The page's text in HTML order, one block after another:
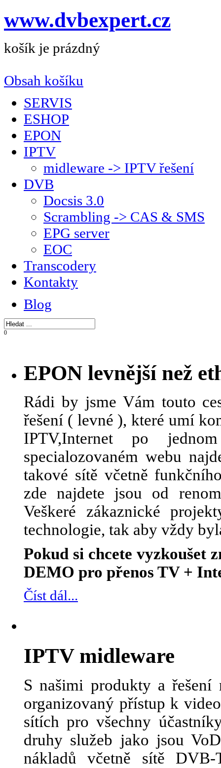
www.dvbexpert.cz
košík je prázdný
Obsah košíku
SERVIS
ESHOP
EPON
IPTV
midleware -> IPTV řešení
DVB
Docsis 3.0
Scrambling -> CAS & SMS
EPG server
EOC
Transcodery
Kontakty
Blog
0
EPON levnější než
Rádi by jsme Vám touto
řešení ( levné ), které umí
IPTV,Internet po
specialozovaném webu
takové sítě včetně
zde najdete jsou od
Veškeré zákaznické
technologie, tak aby vždy
Pokud si chcete vyzkoušet
DEMO pro přenos TV +
Číst dál...
IPTV midleware
S našimi produkty a řešení
organizovaný přístup k
sítích pro všechny
druhy služeb jako jsou
nákladů včetně sítě